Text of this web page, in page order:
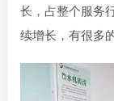
长，占整个服务
续增长，有很多